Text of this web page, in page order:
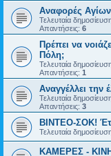
Αναφορές Αγίων
Τελευταία
Απαντήσεις: 6
Πρέπει να
Πόλη;
Τελευταία
Απαντήσεις: 1
Αναγγέλλει την
Τελευταία
Απαντήσεις: 3
ΒΙΝΤΕΟ-ΣΟΚ!
Τελευταία
ΚΑΜΕΡΕΣ -